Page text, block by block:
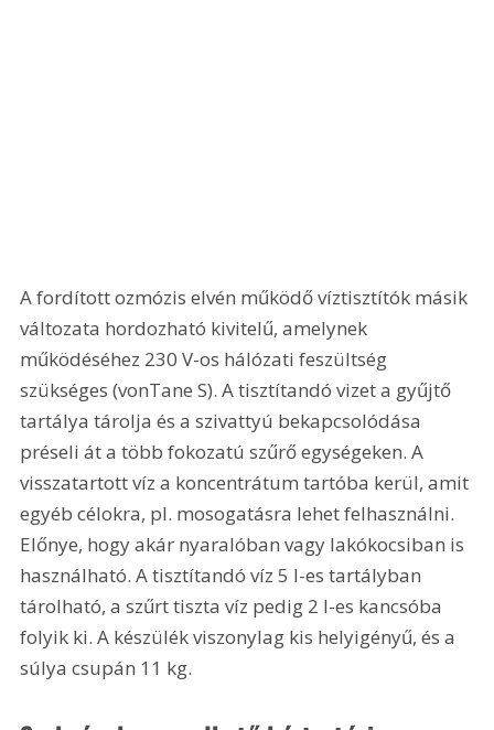
A fordított ozmózis elvén működő víztisztítók másik
változata hordozható kivitelű, amelynek
működéséhez 230 V-os hálózati feszültség
szükséges (vonTane S). A tisztítandó vizet a gyűjtő
tartálya tárolja és a szivattyú bekapcsolódása
préseli át a több fokozatú szűrő egységeken. A
visszatartott víz a koncentrátum tartóba kerül, amit
egyéb célokra, pl. mosogatásra lehet felhasználni.
Előnye, hogy akár nyaralóban vagy lakókocsiban is
használható. A tisztítandó víz 5 l-es tartályban
tárolható, a szűrt tiszta víz pedig 2 l-es kancsóba
folyik ki. A készülék viszonylag kis helyigényű, és a
súlya csupán 11 kg.